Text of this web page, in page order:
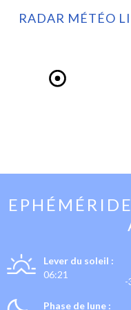
RADAR MÉTÉO
Lever du soleil :
06:21
-
Phase de lune :